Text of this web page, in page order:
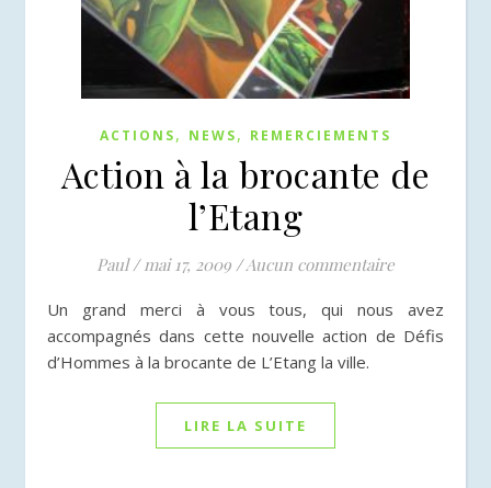
ACTIONS, NEWS, REMERCIEMENTS
Action à la brocante de
l’Etang
Paul / mai 17, 2009 /Aucun commentaire
Un grand merci à vous tous, qui nous avez
accompagnés dans cette nouvelle action de Défis
d’Hommes à la brocante de L’Etang la ville.
LIRE LA SUITE